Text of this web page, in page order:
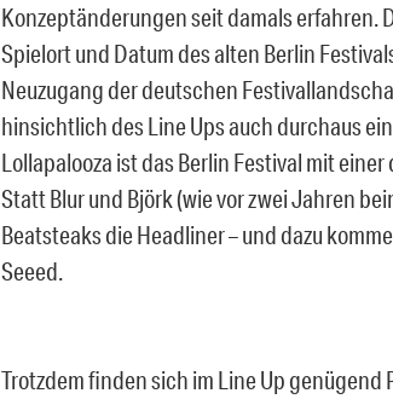
Konzeptänderungen seit damals erfahren.
Spielort und Datum des alten Berlin
Neuzugang der deutschen
hinsichtlich des Line Ups auch durchaus
Lollapalooza ist das Berlin Festival mit
Statt Blur und Björk (wie vor zwei Jahren
Beatsteaks die Headliner – und dazu
Seeed.
Trotzdem finden sich im Line Up genügend